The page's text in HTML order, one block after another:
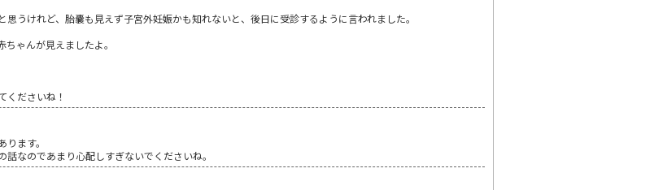
うけれど、胎嚢も見えず子宮外妊娠かも知れないと、後日に受診するように言われました。
ゃんが見えましたよ。
くださいね！
ます。
なのであまり心配しすぎないでくださいね。